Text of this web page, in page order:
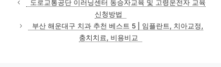
고
리
도로교통공단 이러닝센터 동승자교육 및 고령운전자 교육
신청방법
부산 해운대구 치과 추천 베스트 5 | 임플란트, 치아교정,
충치치료, 비용비교